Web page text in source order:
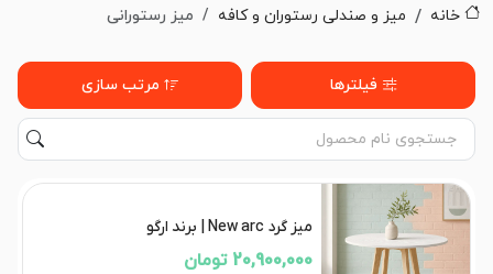
خانه میز و صندلی رستوران و کافه میز رستورانی
فیلترها مرتب سازی
میز گرد New arc | برند ارگو
20,900,000 تومان